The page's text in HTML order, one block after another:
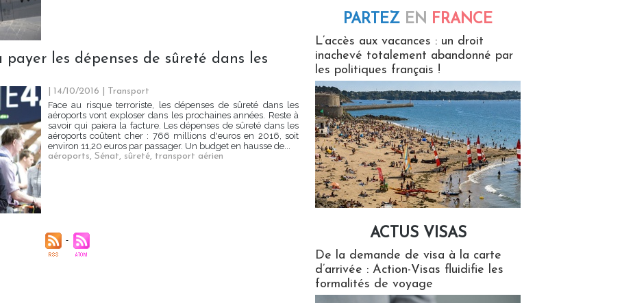
les dépenses de sûreté dans les
| 14/10/2016
Transport
Face au risque terroriste, les dépenses de sûreté dans les
aéroports vont exploser dans les prochaines années. Reste à
savoir qui paiera la facture. Les dépenses de sûreté dans les
aéroports coûtent cher : 766 millions d'euros en 2016, soit
environ 11,20 euros par passager. Un budget en hausse de...
aéroports, Sénat, sûreté, transport aérien
PARTEZ EN FRANCE
L’accès aux vacances : un droit
inachevé totalement abandonné par
les politiques français !
ACTUS VISAS
De la demande de visa à la carte
d’arrivée : Action-Visas fluidifie les
formalités de voyage